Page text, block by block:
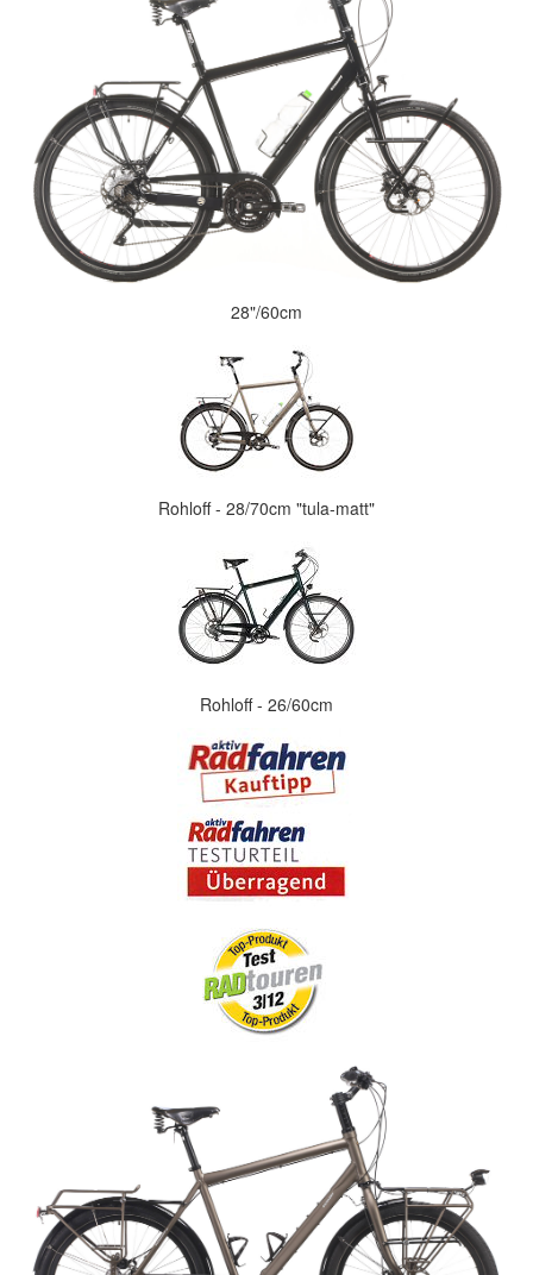
28"/60cm
Rohloff - 28/70cm "tula-matt"
Rohloff - 26/60cm